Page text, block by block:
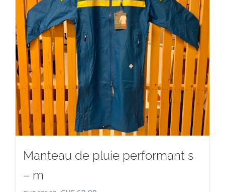
Manteau de pluie performant s
– m